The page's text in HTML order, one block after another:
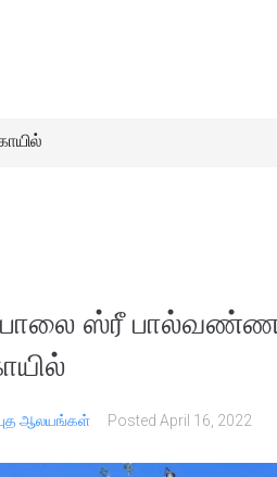
ஸ்ரீ பால்வண்ண
ஆலயங்கள் Posted April 16, 2022